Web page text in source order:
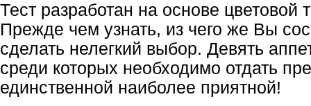
Тест разработан на основе
Прежде чем узнать, из чего же Вы
сделать нелегкий выбор. Девять
среди которых необходимо отдать
единственной наиболее приятной!